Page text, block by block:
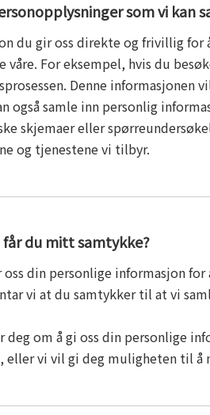
som vi kan
du gir oss direkte og frivillig
våre. For eksempel, hvis du
Denne informasjonen
også samle inn personlig
skjemaer eller
og tjenestene vi tilbyr.
får du mitt samtykke?
oss din personlige informasjon
vi at du samtykker til at vi
deg om å gi oss din personlige
eller vi vil gi deg muligheten til å